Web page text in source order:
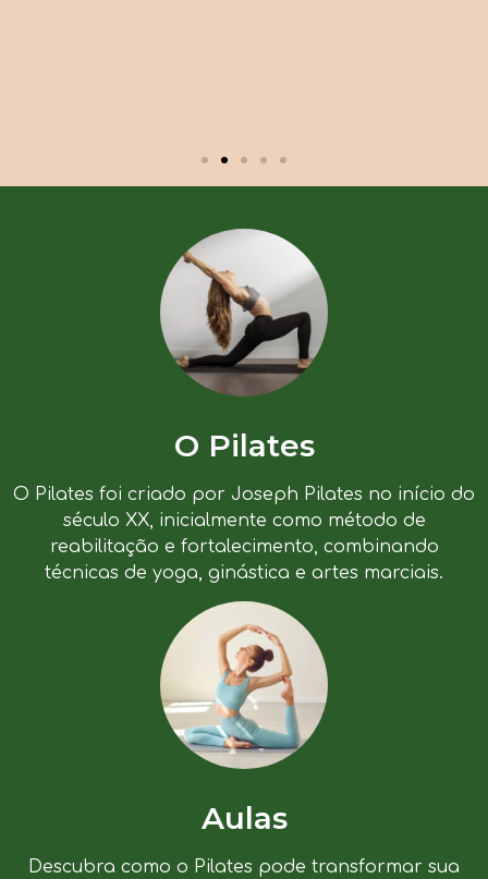
O Pilates
O Pilates foi criado por Joseph Pilates no início do
século XX, inicialmente como método de
reabilitação e fortalecimento, combinando
técnicas de yoga, ginástica e artes marciais.
Aulas
Descubra como o Pilates pode transformar sua